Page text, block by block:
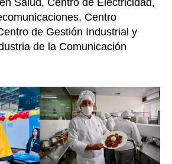
Salud, Centro de Electricidad,
Centro
de Gestión Industrial y
de la Comunicación